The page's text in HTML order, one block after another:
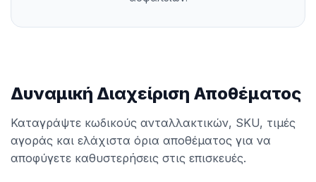
Δυναμική Διαχείριση Αποθέματος
Καταγράψτε κωδικούς ανταλλακτικών, SKU, τιμές
αγοράς και ελάχιστα όρια αποθέματος για να
αποφύγετε καθυστερήσεις στις επισκευές.